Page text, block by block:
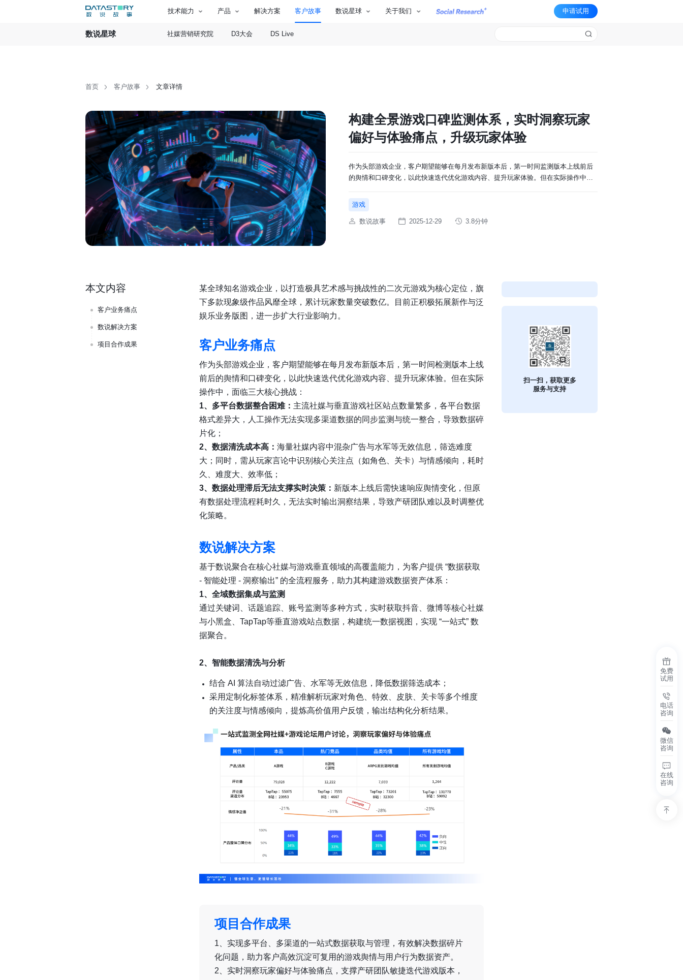
技术能力 产品 解决方案 客户故事 数说星球 关于我们 申请试用
数说星球 社媒营销研究院 D3大会 DS Live
首页 客户故事 文章详情
构建全景游戏口碑监测体系，实时洞察玩家
偏好与体验痛点，升级玩家体验
作为头部游戏企业，客户期望能够在每月发布新版本后，第一时间监测版本上线前后
的舆情和口碑变化，以此快速迭代优化游戏内容、提升玩家体验。但在实际操作中，
游戏
数说故事 2025-12-29 3.8分钟
本文内容
客户业务痛点
数说解决方案
项目合作成果
某全球知名游戏企业，以打造极具艺术感与挑战性的二次元游戏为核心定位，旗
下多款现象级作品风靡全球，累计玩家数量突破数亿。目前正积极拓展新作与泛
娱乐业务版图，进一步扩大行业影响力。
客户业务痛点
作为头部游戏企业，客户期望能够在每月发布新版本后，第一时间检测版本上线
前后的舆情和口碑变化，以此快速迭代优化游戏内容、提升玩家体验。但在实际
操作中，面临三大核心挑战：
1、多平台数据整合困难： 主流社媒与垂直游戏社区站点数量繁多，各平台数据
格式差异大，人工操作无法实现多渠道数据的同步监测与统一整合，导致数据碎
片化；
2、数据清洗成本高： 海量社媒内容中混杂广告与水军等无效信息，筛选难度
大；同时，需从玩家言论中识别核心关注点（如角色、关卡）与情感倾向，耗时
久、难度大、效率低；
3、数据处理滞后无法支撑实时决策： 新版本上线后需快速响应舆情变化，但原
有数据处理流程耗时久，无法实时输出洞察结果，导致产研团队难以及时调整优
化策略。
数说解决方案
基于数说聚合在核心社媒与游戏垂直领域的高覆盖能力，为客户提供 “数据获取
- 智能处理 - 洞察输出” 的全流程服务，助力其构建游戏数据资产体系：
1、全域数据集成与监测
通过关键词、话题追踪、账号监测等多种方式，实时获取抖音、微博等核心社媒
与小黑盒、TapTap等垂直游戏站点数据，构建统一数据视图，实现 “一站式” 数
据聚合。
2、智能数据清洗与分析
结合 AI 算法自动过滤广告、水军等无效信息，降低数据筛选成本；
采用定制化标签体系，精准解析玩家对角色、特效、皮肤、关卡等多个维度
的关注度与情感倾向，提炼高价值用户反馈，输出结构化分析结果。
项目合作成果
1、实现多平台、多渠道的一站式数据获取与管理，有效解决数据碎片
化问题，助力客户高效沉淀可复用的游戏舆情与用户行为数据资产。
2、实时洞察玩家偏好与体验痛点，支撑产研团队敏捷迭代游戏版本，
扫一扫，获取更多
服务与支持
免费
试用
电话
咨询
微信
咨询
在线
咨询